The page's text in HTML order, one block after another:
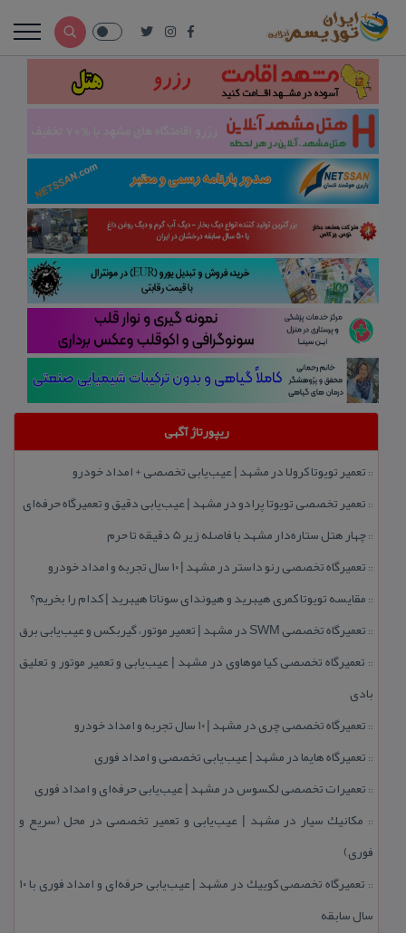
ریپورتاژ آگهی
:: تعمیر تویوتا كرولا در مشهد | عیب‌یابی تخصصی + امداد خودرو
:: تعمیر تخصصی تویوتا پرادو در مشهد | عیب‌یابی دقیق و تعمیرگاه حرفه‌ای
::چهار هتل‌ ستاره‌دار مشهد با فاصله زیر 5 دقیقه تا حرم
:: تعمیرگاه تخصصی رنو داستر در مشهد | ۱۰ سال تجربه و امداد خودرو
:: مقایسه تویوتا كمری هیبرید و هیوندای سوناتا هیبرید | كدام را بخریم؟
:: تعمیرگاه تخصصی SWM در مشهد | تعمیر موتور، گیربكس و عیب‌یابی برق
:: تعمیرگاه تخصصی كیا موهاوی در مشهد | عیب‌یابی و تعمیر موتور و تعلیق
بادی
:: تعمیرگاه تخصصی چری در مشهد | ۱۰ سال تجربه و امداد خودرو
:: تعمیرگاه هایما در مشهد | عیب‌یابی تخصصی و امداد فوری
:: تعمیرات تخصصی لكسوس در مشهد | عیب‌یابی حرفه‌ای و امداد فوری
:: مكانیك سیار در مشهد | عیب‌یابی و تعمیر تخصصی در محل (سریع و
فوری)
::
تعمیرگاه تخصصی كوییك در مشهد | عیب‌یابی حرفه‌ای و امداد فوری با ۱۰
سال سابقه